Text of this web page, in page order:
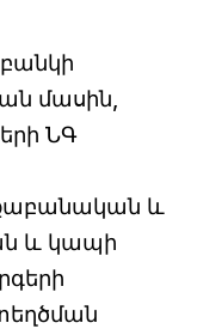
մասին,
ՆԳ
և
և կապի